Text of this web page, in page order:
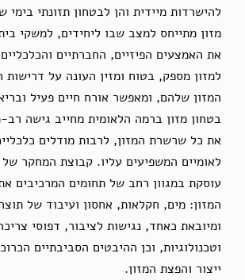
להישרדות מיידית והן לבטחון תזונתי בימי
מזון מתייחס למצב שבו ליחידים, למשקי
את האמצעים הפיזיים, החברתיים
למזון מספק, בטוח ומזין העונה על דרישות
המזון שלהם, ומאפשר אורח חיים פעיל
בטחון מזון ברמה הלאומית מחייב גישה
את כל שרשרת המזון, לרבות מודלים
לאומיים המשפיעים עליו. קבוצת המחקר
עוסקת במגוון רחב של תחומים המרכיבים
המזון: מים, חקלאות, אחסון ועיבוד של
ומיובאת כאחד, נגישות לציבור, דפוסי
וטכנולוגיות, וכן ההיבטים הסביבתיים
ייצור והפצת המזון.